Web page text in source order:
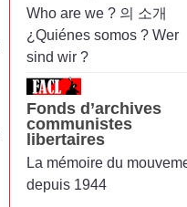
Who are we ? 의 소개
¿Quiénes somos ? Wer
sind wir ?
Fonds d’archives
communistes
libertaires
La mémoire du
depuis 1944